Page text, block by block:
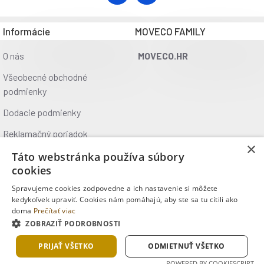
dostatočný príjem tekutín. Výrobok nie je plnohodnotná
rokov, tehotné a dojčiace ženy, osoby s problémami pečene,
mieste, dobre uzavreté. Nevystavuj priamemu slnečnému
žiareniu. Chráň pred mrazom. Výrobca, dovozca, distribútor
nezodpovedajú za škody spôsobené nevhodným užívaním
Informácie
O nás
Všeobecné obchodné
podmienky
Dodacie podmienky
Reklamačný poriadok
Ochrana údajov
Kontakt
Kde nás nájdete
MOVECO FAMILY
MOVECO.HR
Copyright © 2025, MOVECO s.r.o., Všetky práva vyhradené
×
Táto webstránka používa súbory
cookies
Spravujeme cookies zodpovedne a ich nastavenie si môžete
kedykoľvek upraviť. Cookies nám pomáhajú, aby ste sa tu cítili ako
doma Prečítať viac
ZOBRAZIŤ PODROBNOSTI
PRIJAŤ VŠETKO ODMIETNUŤ VŠETKO